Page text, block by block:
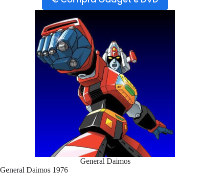
General Daimos
General Daimos 1976